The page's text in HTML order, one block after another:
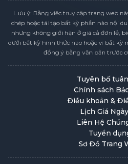
Lưu ý: Bằng việc truy cập trang web
chép hoặc tái tạo bất kỳ phần nào nội
nhưng không giới hạn ở giá cả đơn lẻ,
dưới bất kỳ hình thức nào hoặc vì bất kỳ
đồng ý bằng văn bản trước
Tuyên bố
Chính sách
Điều khoản &
Lịch Giá
Liên Hệ
Tuyển
Sơ Đồ Trang